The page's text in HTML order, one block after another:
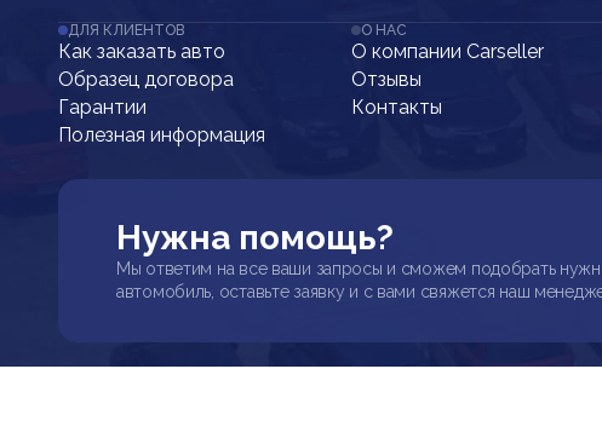
ДЛЯ КЛИЕНТОВ
Как заказать авто
Образец договора
Гарантии
Полезная информация
О НАС
О компании Carseller
Отзывы
Контакты
Нужна помощь?
Мы ответим на все ваши запросы и сможем подобрать
автомобиль, оставьте заявку и с вами свяжется наш